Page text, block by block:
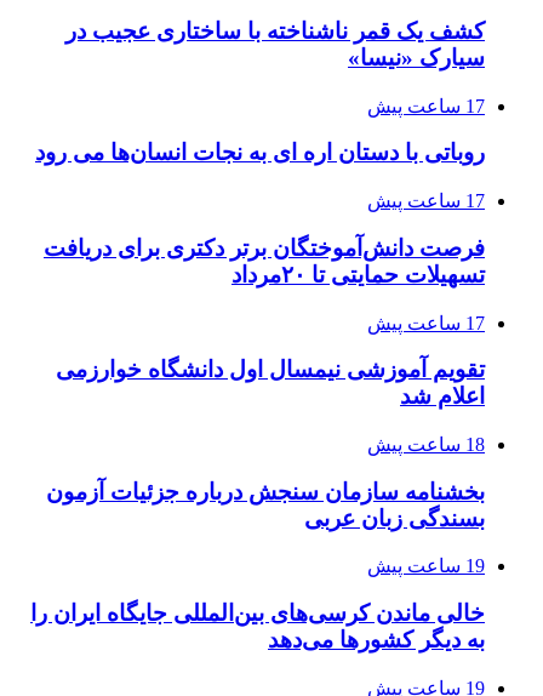
کشف یک قمر ناشناخته با ساختاری عجیب در
سیارک «نیسا»
17 ساعت پیش
روباتی با دستان اره ای به نجات انسان‌ها می رود
17 ساعت پیش
فرصت دانش‌آموختگان برتر دکتری‌ برای دریافت
تسهیلات حمایتی تا ۲۰مرداد
17 ساعت پیش
تقویم آموزشی نیمسال اول دانشگاه خوارزمی
اعلام شد
18 ساعت پیش
بخشنامه سازمان سنجش درباره جزئیات آزمون
بسندگی زبان عربی
19 ساعت پیش
خالی ماندن کرسی‌های بین‌المللی جایگاه ایران را
به دیگر کشورها می‌دهد
19 ساعت پیش